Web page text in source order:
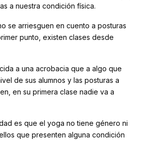
a nuestra condición física.
se arriesguen en cuento a posturas
punto, existen clases desde
a una acrobacia que a algo que
de sus alumnos y las posturas a
en su primera clase nadie va a
es que el yoga no tiene género ni
que presenten alguna condición